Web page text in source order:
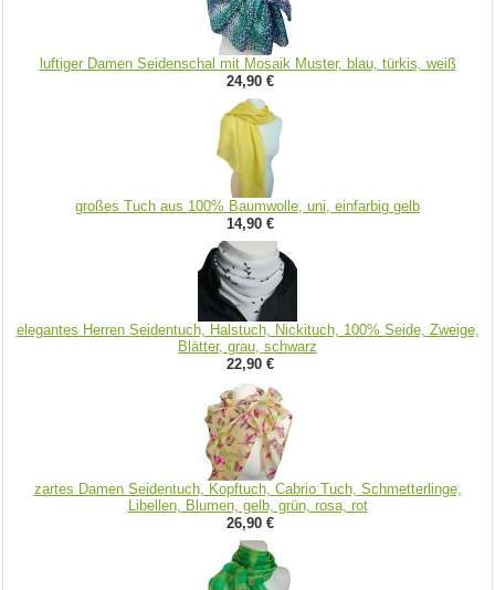
luftiger Damen Seidenschal mit Mosaik Muster, blau, türkis, weiß
24,90 €
großes Tuch aus 100% Baumwolle, uni, einfarbig gelb
14,90 €
elegantes Herren Seidentuch, Halstuch, Nickituch, 100% Seide, Zweige,
Blätter, grau, schwarz
22,90 €
zartes Damen Seidentuch, Kopftuch, Cabrio Tuch, Schmetterlinge,
Libellen, Blumen, gelb, grün, rosa, rot
26,90 €